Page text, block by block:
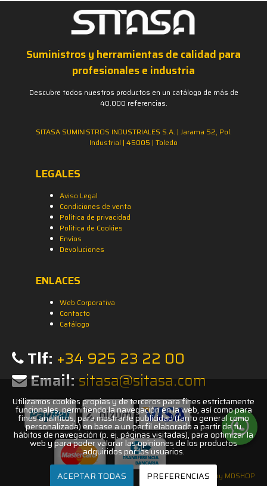
Suministros y herramientas de calidad para
profesionales e industria
Descubre todos nuestros productos en un catálogo de más de
40.000 referencias.
SITASA SUMINISTROS INDUSTRIALES S.A. | Jarama 52, Pol.
Industrial | 45005 | Toledo
LEGALES
Aviso Legal
Condiciones de venta
Política de privacidad
Política de Cookies
Envíos
Devoluciones
ENLACES
Web Corporativa
Contacto
Catálogo
Tlf: +34 925 23 22 00
Email: sitasa@sitasa.com
by MDSHOP
Utilizamos cookies propias y de terceros para fines estrictamente
funcionales, permitiendo la navegación en la web, así como para
fines analíticos, para mostrarte publicidad (tanto general como
personalizada) en base a un perfil elaborado a partir de tu
hábitos de navegación (p. ej. páginas visitadas), para optimizar la
web y para poder valorar las opiniones de los productos
adquiridos por los usuarios.
ACEPTAR TODAS
PREFERENCIAS